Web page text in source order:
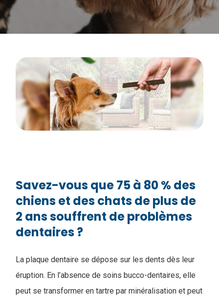
Savez-vous que 75 à 80 % des
chiens et des chats de plus de
2 ans souffrent de problèmes
dentaires ?
La plaque dentaire se dépose sur les dents dès leur
éruption. En l’absence de soins bucco-dentaires, elle
peut se transformer en tartre par minéralisation et peut